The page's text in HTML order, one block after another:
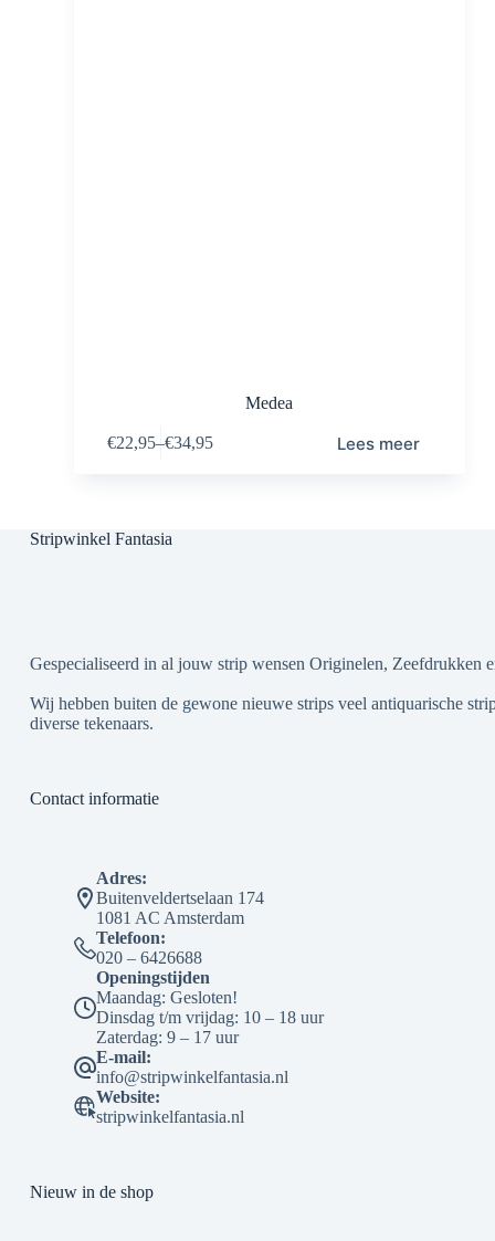
Medea
€22,95–€34,95 Lees meer
Stripwinkel Fantasia
Gespecialiseerd in al jouw strip wensen Originelen, Zeefdrukken
Wij hebben buiten de gewone nieuwe strips veel antiquarische
diverse tekenaars.
Contact informatie
Adres:
Buitenveldertselaan 174
1081 AC Amsterdam
Telefoon:
020 – 6426688
Openingstijden
Maandag: Gesloten!
Dinsdag t/m vrijdag: 10 – 18 uur
Zaterdag: 9 – 17 uur
E-mail:
info@stripwinkelfantasia.nl
Website:
stripwinkelfantasia.nl
Nieuw in de shop